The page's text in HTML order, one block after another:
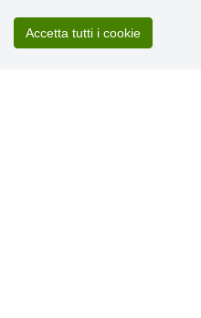
Accetta tutti i cookie